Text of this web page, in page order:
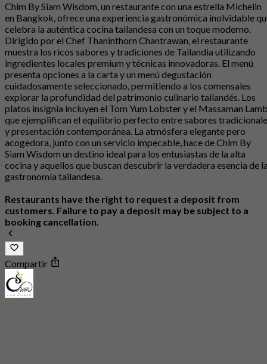
Chim By Siam Wisdom, un restaurante con una estrella Michelin
en Bangkok, ofrece una experiencia gastronómica inolvidable
celebra la auténtica cocina tailandesa con un toque moderno.
Dirigido por el Chef Thaninthorn Chantrawan, el restaurante
muestra los ricos sabores y tradiciones de Tailandia utilizando
ingredientes locales premium y técnicas innovadoras. El menú
presenta opciones a la carta y un menú degustación
cuidadosamente seleccionado, permitiendo a los comensales
explorar la profundidad del patrimonio culinario tailandés. Los
platos insignia incluyen el Tom Yum Lobster y el Massaman
que ejemplifican el equilibrio perfecto entre sabores
y presentación contemporánea. La atmósfera elegante pero
acogedora, junto con un servicio impecable, hace de Chim By
Siam Wisdom un destino ideal para los entusiastas de la alta
cocina y aquellos que buscan descubrir la verdadera esencia de
gastronomía tailandesa.
Restaurants have the right to request a deposit from
customers. Failure to pay a deposit may be subject to a
booking cancellation.
Compartir